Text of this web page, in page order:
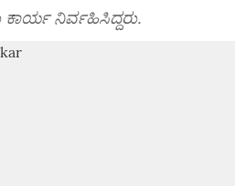
ನಿರ್ವಹಿಸಿದ್ದರು.